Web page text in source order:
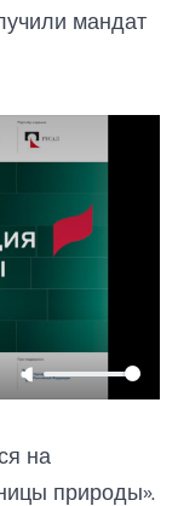
мандат
на
природы».